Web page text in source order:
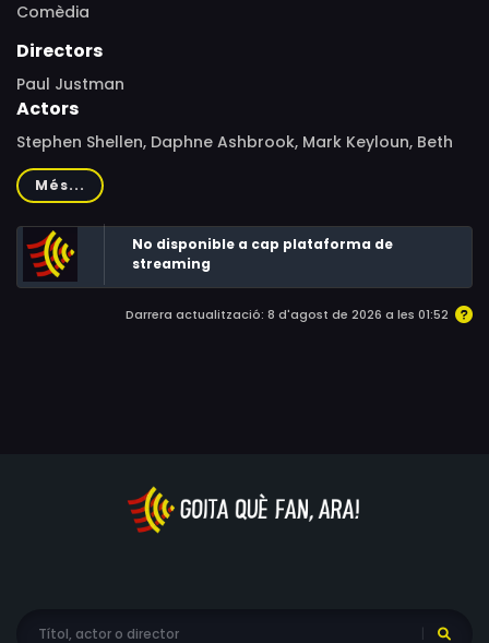
Comèdia
Directors
Paul Justman
Actors
Stephen Shellen, Daphne Ashbrook, Mark Keyloun, Beth
Miller, Jennifer Cooke, Sarah M. Miles, Emily Longstreth,
Darcy DeMoss
Més...
No disponible a cap plataforma de
streaming
Darrera actualització: 8 d'agost de 2026 a les 01:52